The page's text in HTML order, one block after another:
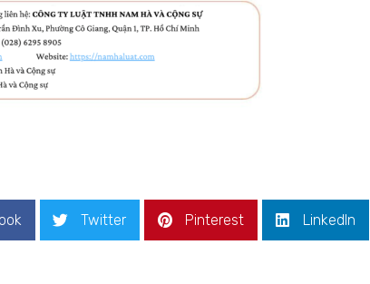
Twitter Pinterest LinkedIn